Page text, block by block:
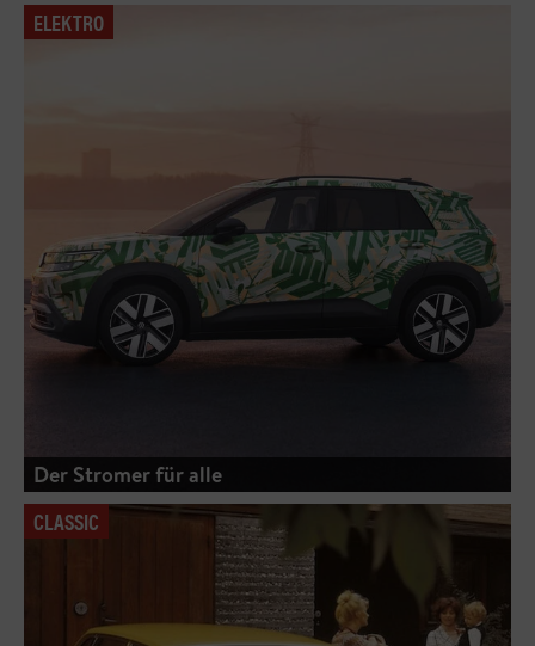
ELEKTRO
Der Stromer für alle
CLASSIC